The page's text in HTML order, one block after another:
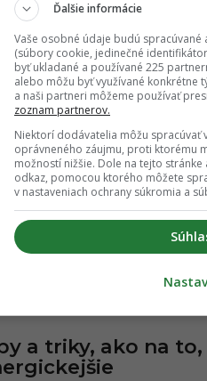
nespojili?
sa pokúsilo
ktoré sme im
sa mimozemšťanov
Ale zatiaľ sa neozvali...
a triky, ako na
Ďalšie informácie
Vaše osobné údaje budú
(súbory cookie, jedinečné
byť ukladané a používané 225
alebo môžu byť využívané konkrétne
a naši partneri môžeme používať
zoznam partnerov.
Niektorí dodávatelia môžu spracúvať
oprávneného záujmu, proti ktorému
možností nižšie. Dole na tejto
odkaz, pomocou ktorého môžete
v nastaveniach ochrany súkromia a